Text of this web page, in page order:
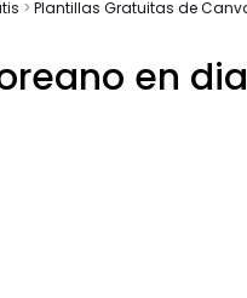
> Plantillas Gratuitas de
en